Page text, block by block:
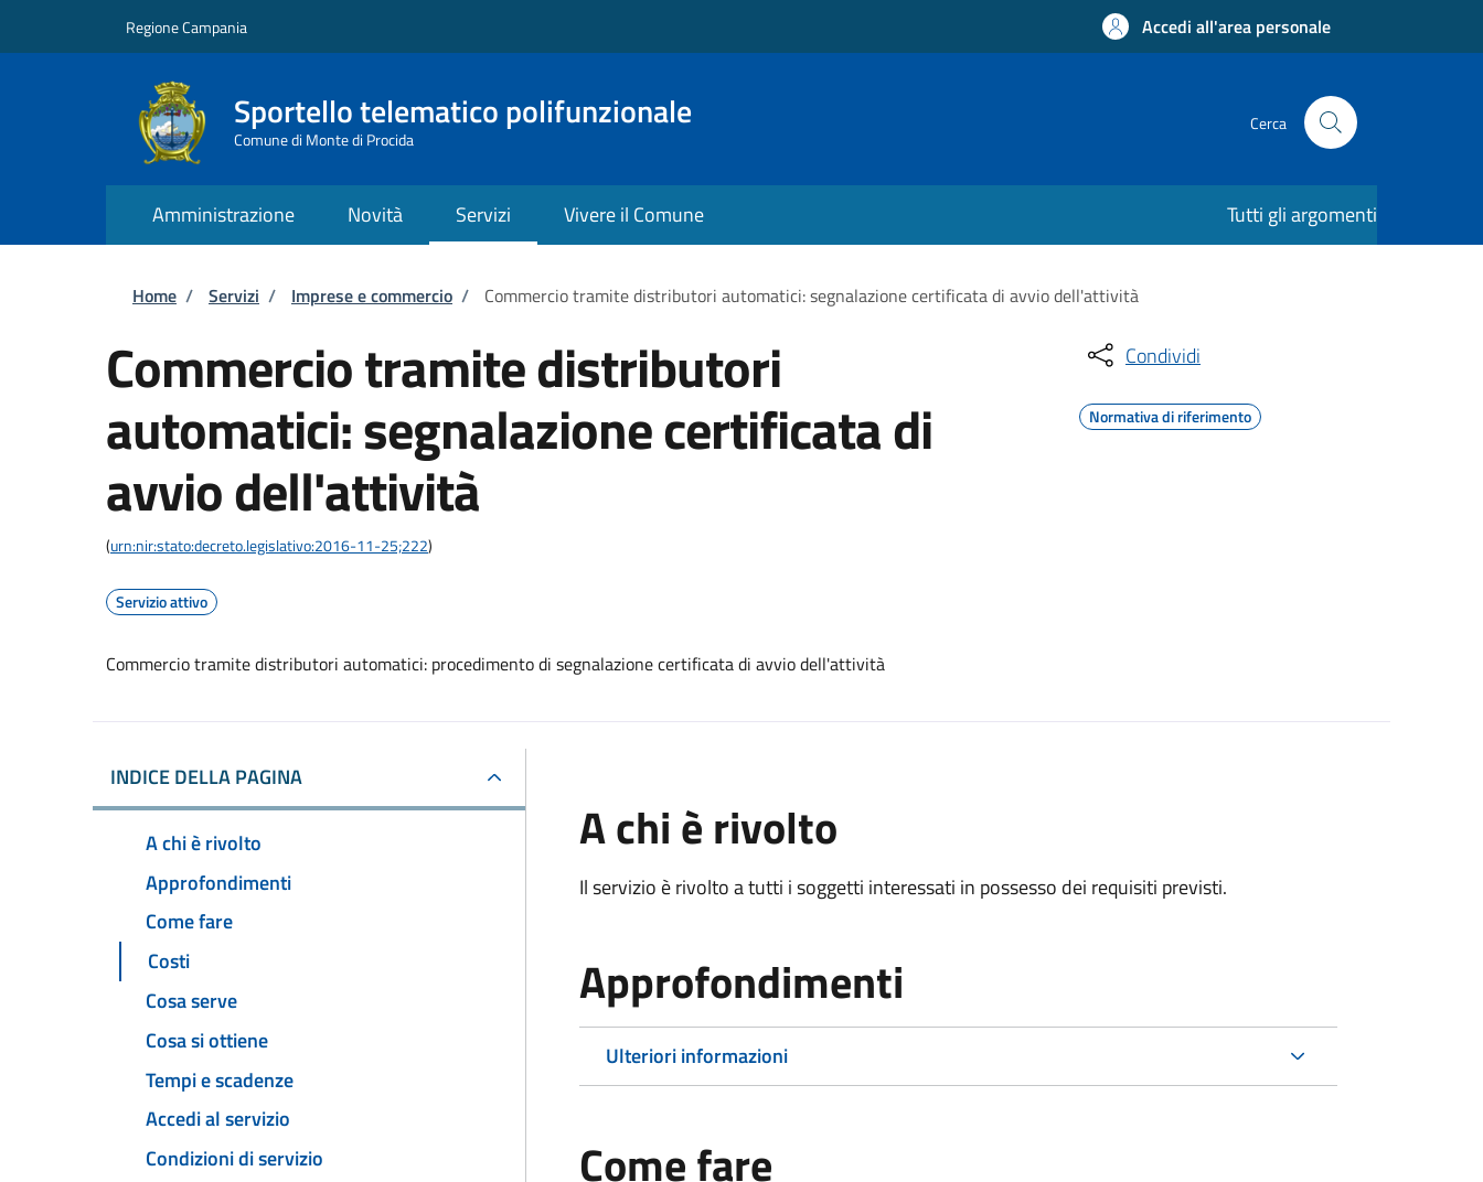
Regione Campania Accedi all'area personale
Sportello telematico polifunzionale
Comune di Monte di Procida
Cerca
Amministrazione Novità Servizi Vivere il Comune Tutti gli argomenti
Briciole di pane
Home / Servizi / Imprese e commercio / Commercio tramite distributori automatici: segnalazione certificata di avvio dell'attività
Commercio tramite distributori
automatici: segnalazione certificata di
avvio dell'attività
(urn:nir:stato:decreto.legislativo:2016-11-25;222)
Servizio attivo
Commercio tramite distributori automatici: procedimento di segnalazione certificata di avvio dell'attività
Condividi
Normativa di riferimento
INDICE DELLA PAGINA
A chi è rivolto
Approfondimenti
Come fare
Costi
Cosa serve
Cosa si ottiene
Tempi e scadenze
Accedi al servizio
Condizioni di servizio
A chi è rivolto
Il servizio è rivolto a tutti i soggetti interessati in possesso dei requisiti previsti.
Approfondimenti
Ulteriori informazioni
Come fare